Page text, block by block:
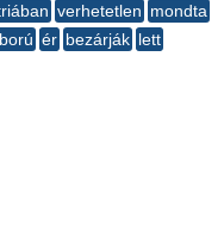
verhetetlen mondta
ér bezárják lett